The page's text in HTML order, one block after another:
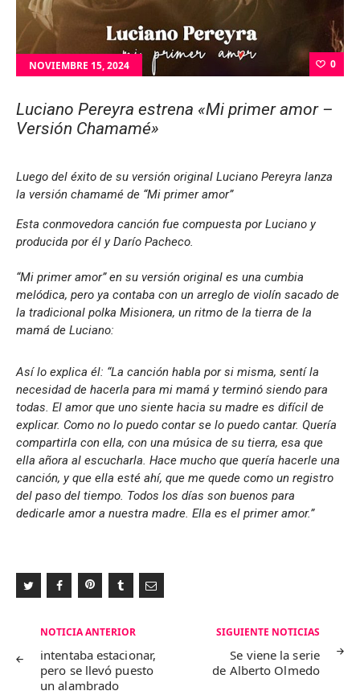
NOVIEMBRE 15, 2024 0
Luciano Pereyra estrena «Mi primer amor –
Versión Chamamé»
Luego del éxito de su versión original Luciano Pereyra lanza
la versión chamamé de “Mi primer amor”
Esta conmovedora canción fue compuesta por Luciano y
producida por él y Darío Pacheco.
“Mi primer amor” en su versión original es una cumbia
melódica, pero ya contaba con un arreglo de violín sacado de
la tradicional polka Misionera, un ritmo de la tierra de la
mamá de Luciano:
Así lo explica él: “La canción habla por si misma, sentí la
necesidad de hacerla para mi mamá y terminó siendo para
todas. El amor que uno siente hacia su madre es difícil de
explicar. Como no lo puedo contar se lo puedo cantar. Quería
compartirla con ella, con una música de su tierra, esa que
ella añora al escucharla. Hace mucho que quería hacerle una
canción, y que ella esté ahí, que me quede como un registro
del paso del tiempo. Todos los días son buenos para
dedicarle amor a nuestra madre. Ella es el primer amor.”
Navegación
de
entradas
NOTICIA ANTERIOR
intentaba estacionar,
pero se llevó puesto
un alambrado
SIGUIENTE NOTICIAS
Se viene la serie
de Alberto Olmedo